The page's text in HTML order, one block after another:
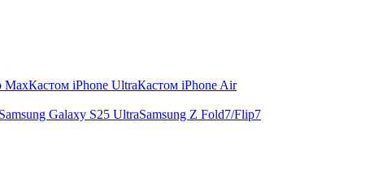
MaxКастом iPhone UltraКастом iPhone Air
Samsung Galaxy S25 UltraSamsung Z Fold7/Flip7